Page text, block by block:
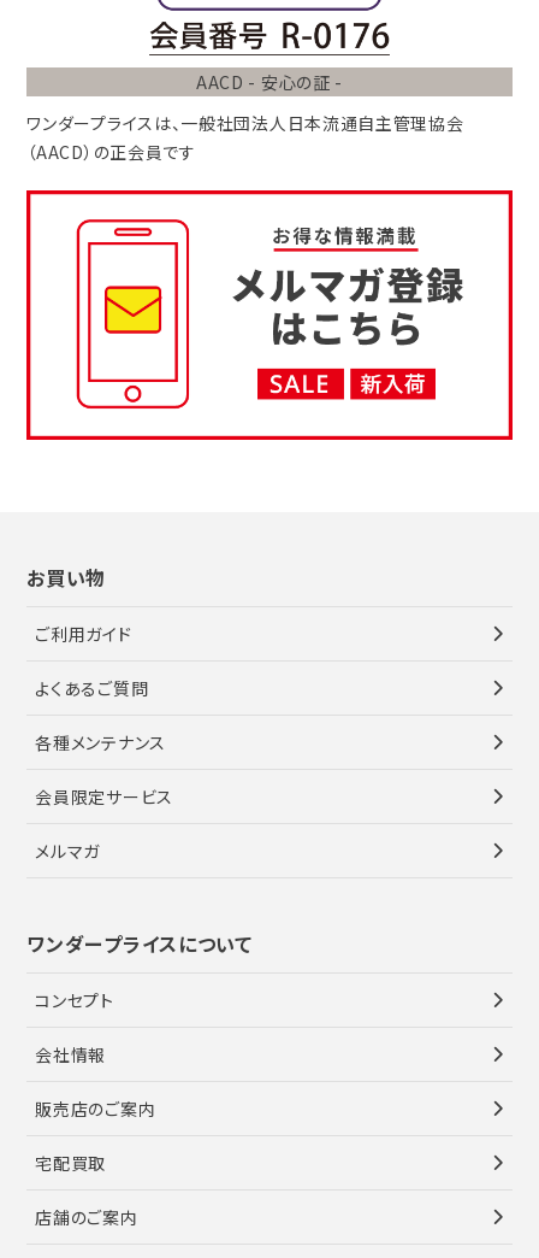
AACD - 安心の証 -
ワンダープライスは、 一般社団法人 日本流通自主管理協会
（AACD） の正会員です
お買い物
ご利用ガイド
よくあるご質問
各種メンテナンス
会員限定サービス
メルマガ
ワンダープライスについて
コンセプト
会社情報
販売店のご案内
宅配買取
店舗のご案内